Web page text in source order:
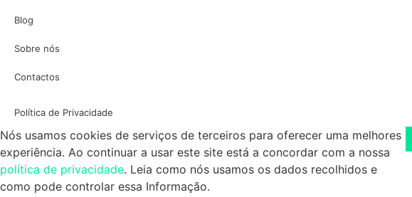
Blog
Sobre nós
Contactos
Política de Privacidade
Nós usamos cookies de serviços de terceiros para oferecer uma melhores
experiência. Ao continuar a usar este site está a concordar com a nossa
política de privacidade. Leia como nós usamos os dados recolhidos e
como pode controlar essa Informação.